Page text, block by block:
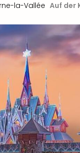
la-Vallée Auf der